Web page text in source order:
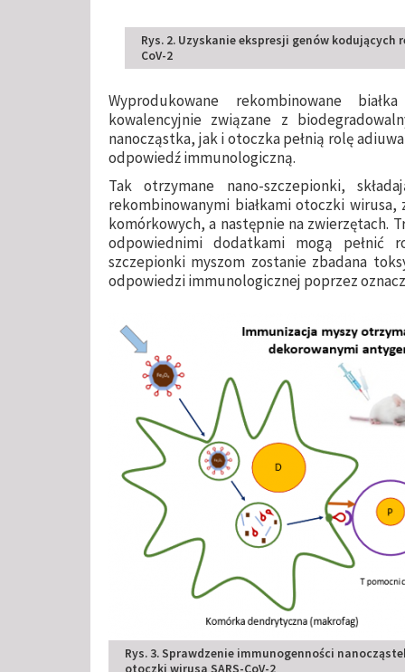
Rys. 2. Uzyskanie ekspresji genów
CoV-2
Wyprodukowane rekombinowane
kowalencyjnie związane z
nanocząstka, jak i otoczka pełnią rolę
odpowiedź immunologiczną.
Tak otrzymane nano-szczepionki,
rekombinowanymi białkami otoczki
komórkowych, a następnie na zwierzętach.
odpowiednimi dodatkami mogą pełnić
szczepionki myszom zostanie zbadana
odpowiedzi immunologicznej poprzez
Rys. 3. Sprawdzenie immunogenności
otoczki wirusa SARS-CoV-2